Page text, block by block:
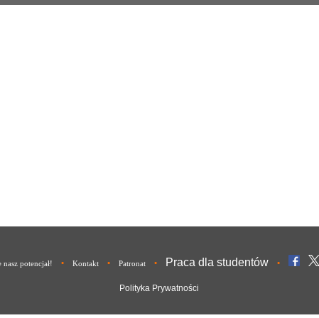
potencjał! • Kontakt • Patronat • Praca dla studentów •
Polityka Prywatności